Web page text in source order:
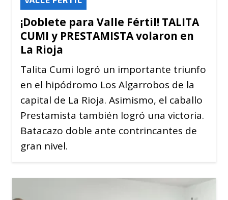
¡Doblete para Valle Fértil! TALITA
CUMI y PRESTAMISTA volaron en
La Rioja
Talita Cumi logró un importante triunfo
en el hipódromo Los Algarrobos de la
capital de La Rioja. Asimismo, el caballo
Prestamista también logró una victoria.
Batacazo doble ante contrincantes de
gran nivel.